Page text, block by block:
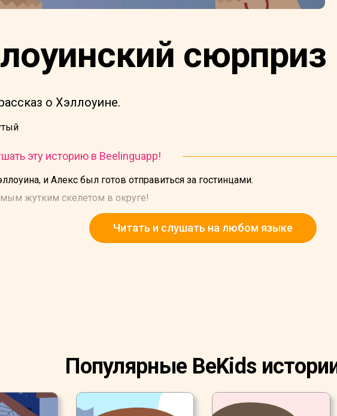
сюрприз
о Хэллоуине.
эту историю в Beelinguapp!
и Алекс был готов отправиться за гостинцами.
жутким скелетом в округе!
Читать и слушать на любом языке
Популярные BeKids